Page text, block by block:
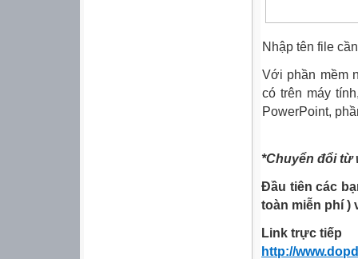
Nhập tên file
Với phần mềm
có trên máy
PowerPoint,
*Chuyển đổi từ
Đầu tiên các
toàn miễn phí )
Link trực tiếp
http://